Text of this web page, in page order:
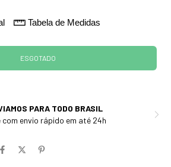
Tabela de Medidas
PARA TODO BRASIL
com envio rápido em até 24h